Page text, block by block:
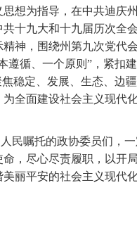
政进行时” 维西县移民局
防火人人有责 严禁一切野外
体” 迪庆最美人物发布厅
廉洁自律准则 学习
迪庆州旅游局 2015迪庆
州级道德模范候选人名单
想为指导，在中共迪庆
十九大和十九届历次全
神，围绕州第九次党代
遵循、一个原则”，紧扣
稳定、发展、生态、边
全面建设社会主义现代
民嘱托的政协委员们，一
，尽心尽责履职，以开
丽平安的社会主义现代